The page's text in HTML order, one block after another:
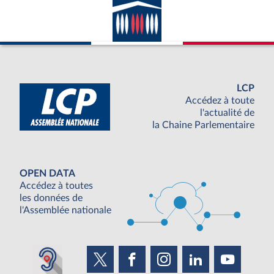
LCP
Accédez à toute
l'actualité de
la Chaine Parlementaire
OPEN DATA
Accédez à toutes
les données de
l'Assemblée nationale